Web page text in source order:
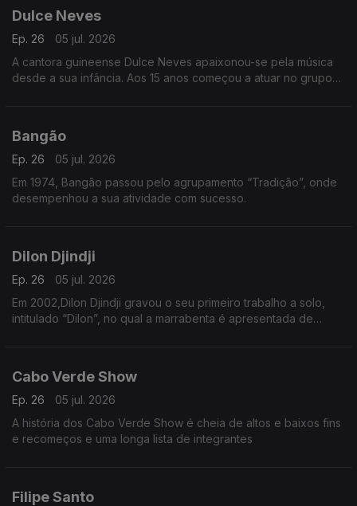
Dulce Neves
Ep. 26
05 jul. 2026
A cantora guineense Dulce Neves apaixonou-se pela música
desde a sua infância. Aos 15 anos começou a atuar no grupo
Bangão
Ep. 26
05 jul. 2026
Em 1974, Bangão passou pelo agrupamento “Tradição”, onde
desempenhou a sua atividade com sucesso.
Dilon Djindji
Ep. 26
05 jul. 2026
Em 2002,Dilon Djindji gravou o seu primeiro trabalho a solo,
intitulado “Dilon”, no qual a marrabenta é apresentada de
Cabo Verde Show
Ep. 26
05 jul. 2026
A história dos Cabo Verde Show é cheia de altos e baixos fins
e recomeços e uma longa lista de integrantes
Filipe Santo